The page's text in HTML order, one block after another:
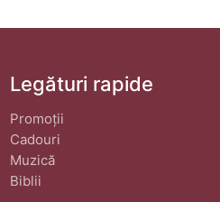
Legături rapide
Promoții
Cadouri
Muzică
Biblii